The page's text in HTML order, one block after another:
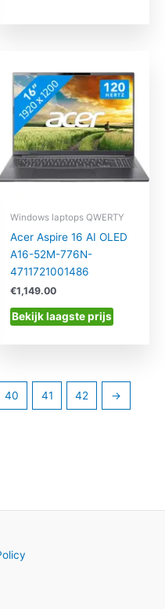
Windows laptops QWERTY
Acer Aspire 16 AI OLED
A16-52M-776N-
4711721001486
€1,149.00
Bekijk laagste prijs
40 41 42 →